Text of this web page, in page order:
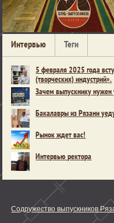
Интервью Теги
5 февраля 2025 года
(творческих) индустрий».
Зачем выпускнику нужен
Бакалавры из Рязани
Рынок ждет вас!
Интервью ректора
Содружество выпускников